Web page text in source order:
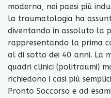
moderna, nei paesi più
la traumatologia ha
diventando in assoluto la
rappresentando la prima
al di sotto dei 40 anni. La
quadri clinici (politraumi)
richiedono i casi più
Pronto Soccorso e ad